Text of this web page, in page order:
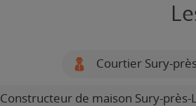
Courtier Sury-
Constructeur de maison Sury-près-